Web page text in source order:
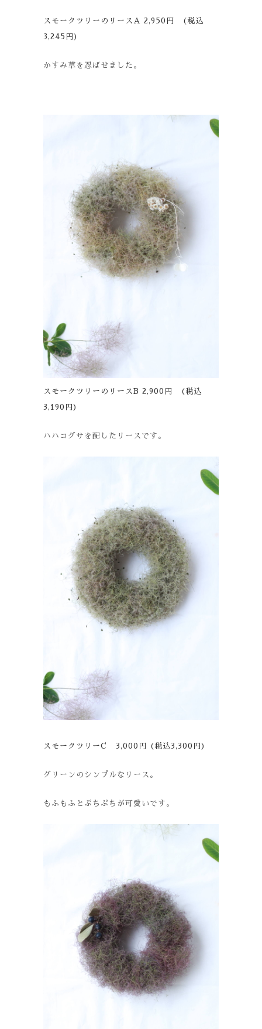
スモークツリーのリースA 2,950円 (税込
3,245円)
かすみ草を忍ばせました。
スモークツリーのリースB 2,900円 (税込
3,190円)
ハハコグサを配したリースです。
スモークツリーC 3,000円 (税込3,300円)
グリーンのシンプルなリース。
もふもふとぷちぷちが可愛いです。